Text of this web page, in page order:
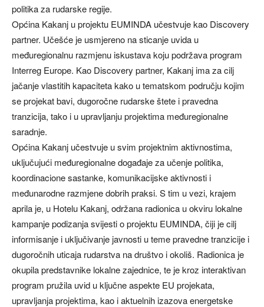
politika za rudarske regije.
Općina Kakanj u projektu EUMINDA učestvuje kao Discovery
partner. Učešće je usmjereno na sticanje uvida u
međuregionalnu razmjenu iskustava koju podržava program
Interreg Europe. Kao Discovery partner, Kakanj ima za cilj
jačanje vlastitih kapaciteta kako u tematskom području kojim
se projekat bavi, dugoročne rudarske štete i pravedna
tranzicija, tako i u upravljanju projektima međuregionalne
saradnje.
Općina Kakanj učestvuje u svim projektnim aktivnostima,
uključujući međuregionalne događaje za učenje politika,
koordinacione sastanke, komunikacijske aktivnosti i
međunarodne razmjene dobrih praksi. S tim u vezi, krajem
aprila je, u Hotelu Kakanj, održana radionica u okviru lokalne
kampanje podizanja svijesti o projektu EUMINDA, čiji je cilj
informisanje i uključivanje javnosti u teme pravedne tranzicije i
dugoročnih uticaja rudarstva na društvo i okoliš. Radionica je
okupila predstavnike lokalne zajednice, te je kroz interaktivan
program pružila uvid u ključne aspekte EU projekata,
upravljanja projektima, kao i aktuelnih izazova energetske